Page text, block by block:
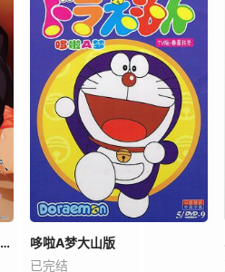
末班车后，在胶囊旅馆向上司传递微热的夜晚
哆啦A梦大山版
已完结